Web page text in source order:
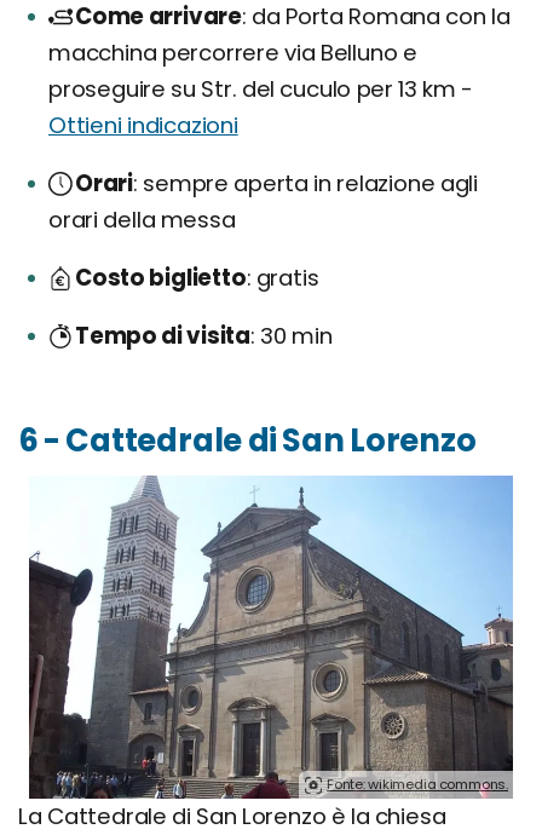
Come arrivare da Porta Romana con la
macchina percorrere via Belluno e
proseguire su Str. del cuculo per 13 km -
Ottieni indicazioni
Orari sempre aperta in relazione agli
orari della messa
Costo biglietto gratis
Tempo di visita 30 min
6 - Cattedrale di San Lorenzo
Fonte: wikimedia commons.
La Cattedrale di San Lorenzo è la chiesa